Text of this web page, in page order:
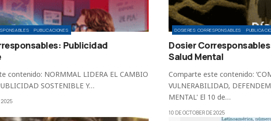
PUBLICACIONES
Publicidad
contenido: NORMMAL LIDERA EL CAMBIO
SOSTENIBLE Y…
2025
DOSIERES CORRESPONSABLES
Dosier
Salud Mental
Comparte este contenido:
VULNERABILIDAD,
MENTAL' El 10 de…
10 DE OCTOBER DE 2025